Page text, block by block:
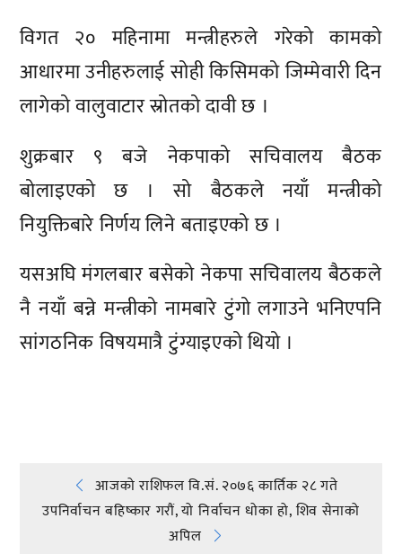
विगत २० महिनामा मन्त्रीहरुले गरेको कामको
आधारमा उनीहरुलाई सोही किसिमको जिम्मेवारी दिन
लागेको वालुवाटार स्रोतको दावी छ ।
शुक्रबार ९ बजे नेकपाको सचिवालय बैठक
बोलाइएको छ । सो बैठकले नयाँ मन्त्रीको
नियुक्तिबारे निर्णय लिने बताइएको छ ।
यसअघि मंगलबार बसेको नेकपा सचिवालय बैठकले
नै नयाँ बन्ने मन्त्रीको नामबारे टुंगो लगाउने भनिएपनि
सांगठनिक विषयमात्रै टुंग्याइएको थियो ।
Postआजको राशिफल वि.सं. २०७६ कार्तिक २८ गते
उपनिर्वाचन बहिष्कार गरौं, यो निर्वाचन धोका हो, शिव सेनाको
अपिल